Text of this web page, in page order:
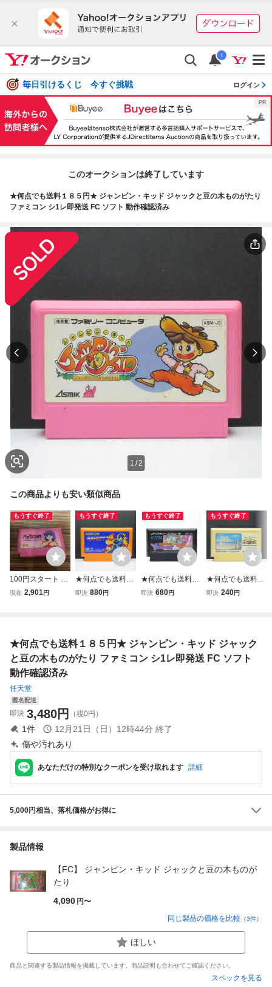
i
毎日引けるくじ 今すぐ挑戦 ログイン
このオークションは終了しています
★何点でも送料１８５円★ ジャンピン・キッド ジャックと豆の木ものがたり
ファミコン シ1レ即発送 FC ソフト 動作確認済み
1 /2
この商品よりも安い類似商品
もうすぐ終了
100円スタート 動
作確認 アテナ
現在 2,901円
もうすぐ終了
★何点でも送料１
８５円★ ロックマ
み
即決 880円
もうすぐ終了
★何点でも送料１
８５円★ 初代 ド
済み
即決 680円
もうすぐ終了
★何点でも送料１
８５円★ ハイドラ
即決 240円
★何点でも送料１８５円★ ジャンピン・キッド ジャック
と豆の木ものがたり ファミコン シ1レ即発送 FC ソフト
動作確認済み
任天堂
匿名配送
即決 3,480円 （税0円）
1件 12月21日（日）12時44分 終了
傷や汚れあり
あなただけの特別なクーポンを受け取れます 詳細
5,000円相当、落札価格がお得に
製品情報
【FC】 ジャンピン・キッド ジャックと豆の木ものが
たり
4,090 円〜
同じ製品の価格を比較 （3件）
ほしい
商品と関連する製品情報を掲載しています。商品説明も合わせてご確認ください。
スペックを見る